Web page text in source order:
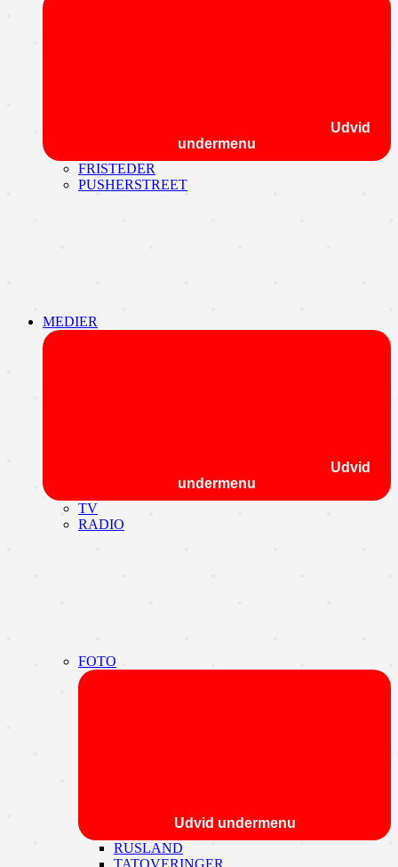
Udvid
undermenu
FRISTEDER
PUSHERSTREET
MEDIER
Udvid
undermenu
TV
RADIO
FOTO
Udvid undermenu
RUSLAND